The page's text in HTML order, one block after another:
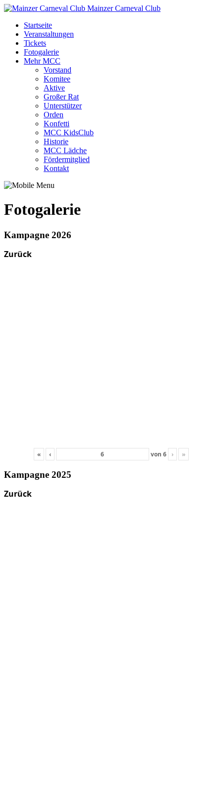
Mainzer Carneval Club
Startseite
Veranstaltungen
Tickets
Fotogalerie
Mehr MCC
Vorstand
Komitee
Aktive
Großer Rat
Unterstützer
Orden
Konfetti
MCC KidsClub
Historie
MCC Lädche
Fördermitglied
Kontakt
Fotogalerie
Kampagne 2026
Zurück
« ‹ von 6 › »
Kampagne 2025
Zurück